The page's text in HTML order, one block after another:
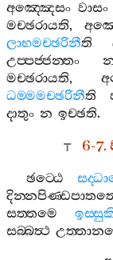
අඤ‍්ඤෙසං වාසං
මච‍්ඡරායති,
ලාභමච‍්ඡරිනීති
උප‍්පජ‍්ජන‍්තං
මච‍්ඡරායති,
ධම‍්මමච‍්ඡරිනීති
දාතුං න ඉච‍්ඡති.
6-7.
ඡට‍්ඨෙ
සත‍්තමෙ
සබ‍්බත්‍ථ